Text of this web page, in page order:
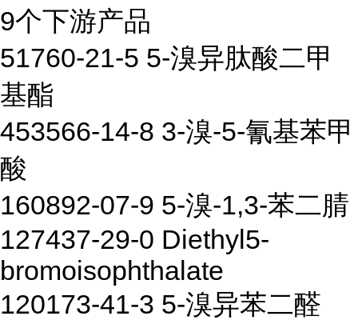
9个下游产品
51760-21-5 5-溴异肽酸二甲
基酯
453566-14-8 3-溴-5-氰基苯甲
酸
160892-07-9 5-溴-1,3-苯二腈
127437-29-0 Diethyl5-
bromoisophthalate
120173-41-3 5-溴异苯二醛